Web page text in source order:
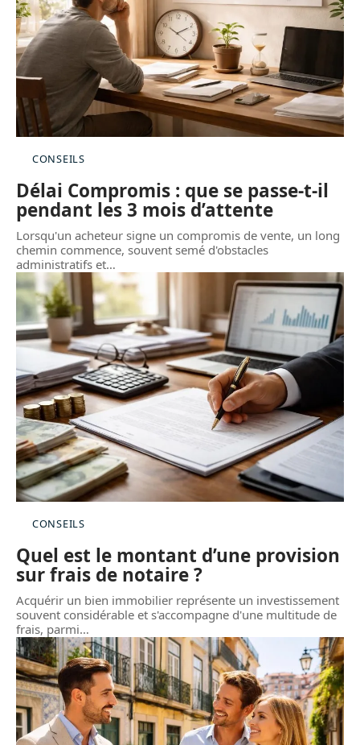
CONSEILS
Délai Compromis : que se passe-t-il
pendant les 3 mois d’attente
Lorsqu'un acheteur signe un compromis de vente, un long
chemin commence, souvent semé d'obstacles
administratifs et…
CONSEILS
Quel est le montant d’une provision
sur frais de notaire ?
Acquérir un bien immobilier représente un investissement
souvent considérable et s'accompagne d'une multitude de
frais, parmi…